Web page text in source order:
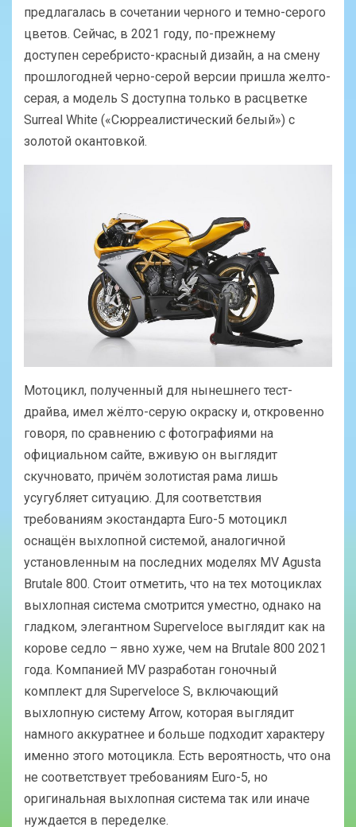
предлагалась в сочетании черного и темно-серого
цветов. Сейчас, в 2021 году, по-прежнему
доступен серебристо-красный дизайн, а на смену
прошлогодней черно-серой версии пришла желто-
серая, а модель S доступна только в расцветке
Surreal White («Сюрреалистический белый») с
золотой окантовкой.
Мотоцикл, полученный для нынешнего тест-
драйва, имел жёлто-серую окраску и, откровенно
говоря, по сравнению с фотографиями на
официальном сайте, вживую он выглядит
скучновато, причём золотистая рама лишь
усугубляет ситуацию. Для соответствия
требованиям экостандарта Euro-5 мотоцикл
оснащён выхлопной системой, аналогичной
установленным на последних моделях MV Agusta
Brutale 800. Стоит отметить, что на тех мотоциклах
выхлопная система смотрится уместно, однако на
гладком, элегантном Superveloce выглядит как на
корове седло – явно хуже, чем на Brutale 800 2021
года. Компанией MV разработан гоночный
комплект для Superveloce S, включающий
выхлопную систему Arrow, которая выглядит
намного аккуратнее и больше подходит характеру
именно этого мотоцикла. Есть вероятность, что она
не соответствует требованиям Euro-5, но
оригинальная выхлопная система так или иначе
нуждается в переделке.